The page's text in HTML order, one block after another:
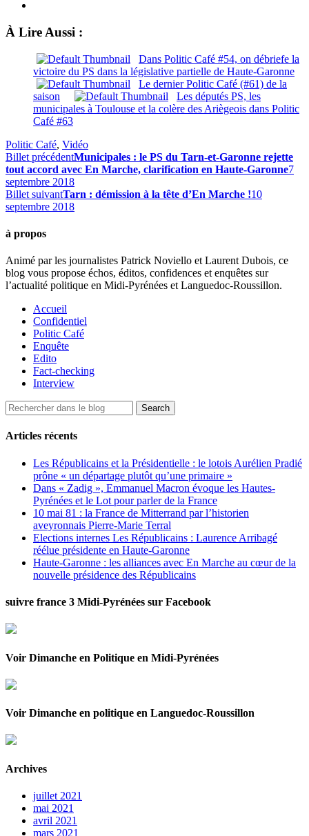
À Lire Aussi :
Dans Politic Café #54, on débriefe la
victoire du PS dans la législative partielle de Haute-Garonne
Le dernier Politic Café (#61) de la
saison
Les députés PS, les
municipales à Toulouse et la colère des Ariègeois dans Politic
Café #63
Politic Café, Vidéo
Billet précédentMunicipales : le PS du Tarn-et-Garonne rejette
tout accord avec En Marche, clarification en Haute-Garonne7
septembre 2018
Billet suivantTarn : démission à la tête d’En Marche !10
septembre 2018
à propos
Animé par les journalistes Patrick Noviello et Laurent Dubois, ce
blog vous propose échos, éditos, confidences et enquêtes sur
l’actualité politique en Midi-Pyrénées et Languedoc-Roussillon.
Accueil
Confidentiel
Politic Café
Enquête
Edito
Fact-checking
Interview
Articles récents
Les Républicains et la Présidentielle : le lotois Aurélien Pradié
prône « un départage plutôt qu’une primaire »
Dans « Zadig », Emmanuel Macron évoque les Hautes-
Pyrénées et le Lot pour parler de la France
10 mai 81 : la France de Mitterrand par l’historien
aveyronnais Pierre-Marie Terral
Elections internes Les Républicains : Laurence Arribagé
réélue présidente en Haute-Garonne
Haute-Garonne : les alliances avec En Marche au cœur de la
nouvelle présidence des Républicains
suivre france 3 Midi-Pyrénées sur Facebook
Voir Dimanche en Politique en Midi-Pyrénées
Voir Dimanche en politique en Languedoc-Roussillon
Archives
juillet 2021
mai 2021
avril 2021
mars 2021